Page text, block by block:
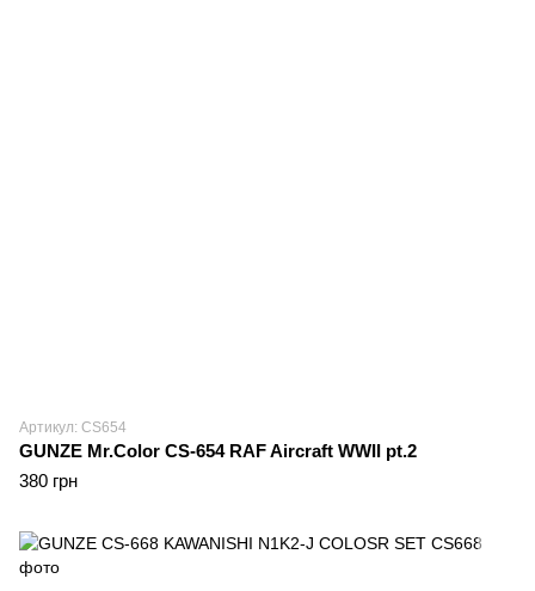
Артикул: CS654
GUNZE Mr.Color CS-654 RAF Aircraft WWII pt.2
380 грн